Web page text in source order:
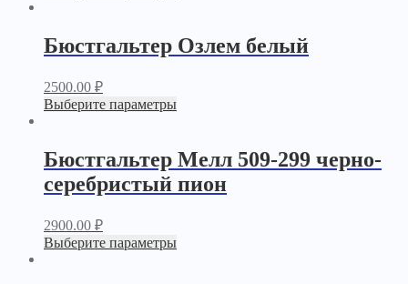
Бюстгальтер Озлем белый
2500.00 ₽
Выберите параметры
Бюстгальтер Мелл 509-299 черно-
серебристый пион
2900.00 ₽
Выберите параметры